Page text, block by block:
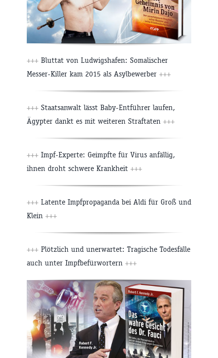
+++ Bluttat von Ludwigshafen: Somalischer
Messer-Killer kam 2015 als Asylbewerber +++
+++ Staatsanwalt lässt Baby-Entführer laufen,
Ägypter dankt es mit weiteren Straftaten +++
+++ Impf-Experte: Geimpfte für Virus anfällig,
ihnen droht schwere Krankheit +++
+++ Latente Impfpropaganda bei Aldi für Groß und
Klein +++
+++ Plötzlich und unerwartet: Tragische Todesfälle
auch unter Impfbefürwortern +++